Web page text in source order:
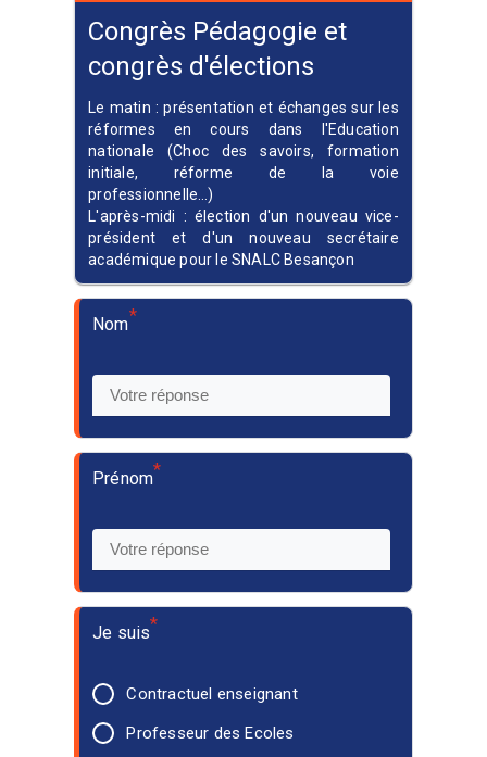
Congrès Pédagogie et
congrès d'élections
Le matin : présentation et échanges sur les
réformes en cours dans l'Education
nationale (Choc des savoirs, formation
initiale, réforme de la voie
professionnelle…)
L'après-midi : élection d'un nouveau vice-
président et d'un nouveau secrétaire
académique pour le SNALC Besançon
Nom*
Prénom*
Je suis*
Contractuel enseignant
Professeur des Ecoles